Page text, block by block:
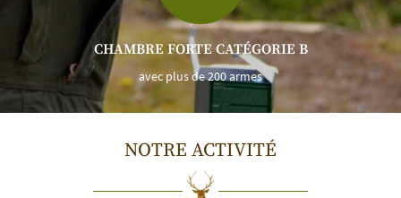
UNE
CHAMBRE FORTE CATÉGORIE B
avec plus de 200 armes
NOTRE ACTIVITÉ